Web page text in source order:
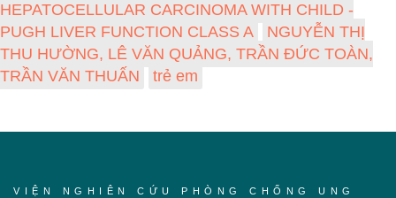
HEPATOCELLULAR CARCINOMA WITH CHILD -
PUGH LIVER FUNCTION CLASS A
NGUYỄN THỊ
THU HƯỜNG, LÊ VĂN QUẢNG, TRẦN ĐỨC TOÀN,
TRẦN VĂN THUẤN
trẻ em
VIỆN NGHIÊN CỨU PHÒNG CHỐNG UNG